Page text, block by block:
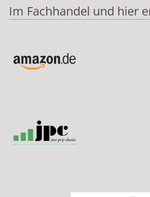
Im Fachhandel und hier